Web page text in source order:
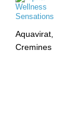
Aquavirat,
Cremines